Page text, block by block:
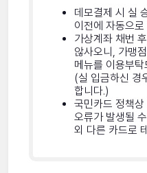
데모결제 시 실
이전에 자동으
가상계좌 채번
않사오니, 가맹
메뉴를 이용부탁
(실 입금하신 경
합니다.)
국민카드 정책
오류가 발생될
외 다른 카드로